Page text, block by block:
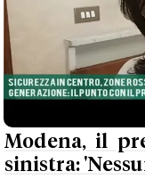
Modena, il
sinistra: